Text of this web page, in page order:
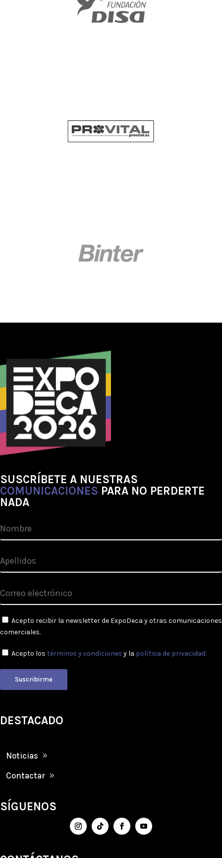
SUSCRÍBETE A NUESTRAS
COMUNICACIONES PARA NO PERDERTE
NADA
Acepto recibir la newsletter de ExpoDeca y otras comunicaciones
comerciales.
Acepto los términos y condiciones y la política de privacidad.
Suscribirme
DESTACADO
Noticias
Contactar
SÍGUENOS